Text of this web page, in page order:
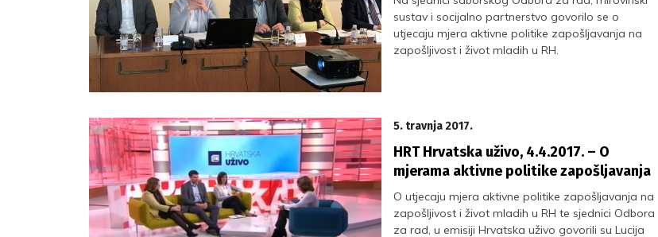
sustav i socijalno partnerstvo govorilo se o
utjecaju mjera aktivne politike zapošljavanja na
zapošljivost i život mladih u RH.
5. travnja 2017.
HRT Hrvatska uživo, 4.4.2017. – O
mjerama aktivne politike zapošljavanja
O utjecaju mjera aktivne politike zapošljavanja na
zapošljivost i život mladih u RH te sjednici Odbora
za rad, u emisiji Hrvatska uživo govorili su Lucija